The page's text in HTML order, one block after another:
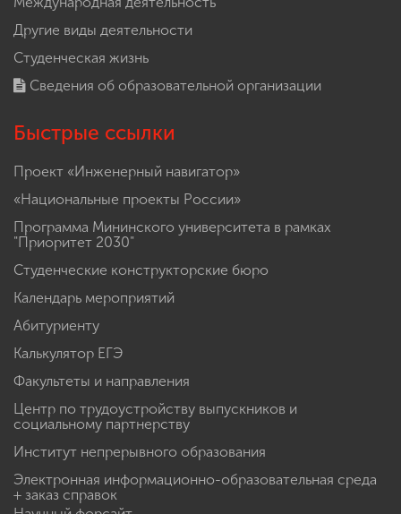
Другие виды деятельности
Студенческая жизнь
Сведения об образовательной организации
Быстрые ссылки
Проект «Инженерный навигатор»
«Национальные проекты России»
Программа Мининского университета в рамках
"Приоритет 2030"
Студенческие конструкторские бюро
Календарь мероприятий
Абитуриенту
Калькулятор ЕГЭ
Факультеты и направления
Центр по трудоустройству выпускников и
социальному партнерству
Институт непрерывного образования
Электронная информационно-образовательная среда
+ заказ справок